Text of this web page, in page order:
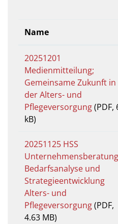
Name
20251201
Medienmitteilung;
Gemeinsame Zukunft in
der Alters- und
Pflegeversorgung(PDF,
kB)
20251125 HSS
Bedarfsanalyse und
Strategieentwicklung
Alters- und
Pflegeversorgung(PDF,
4.63 MB)